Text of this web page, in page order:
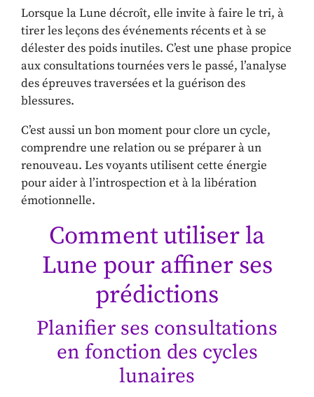
Lorsque la Lune décroît, elle invite à faire le tri, à
tirer les leçons des événements récents et à se
délester des poids inutiles. C’est une phase propice
aux consultations tournées vers le passé, l’analyse
des épreuves traversées et la guérison des
blessures.
C’est aussi un bon moment pour clore un cycle,
comprendre une relation ou se préparer à un
renouveau. Les voyants utilisent cette énergie
pour aider à l’introspection et à la libération
émotionnelle.
Comment utiliser la
Lune pour affiner ses
prédictions
Planifier ses consultations
en fonction des cycles
lunaires